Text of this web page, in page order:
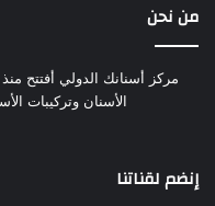
من نحن
الأسنان وتركيبات
إنضم لقناتنا